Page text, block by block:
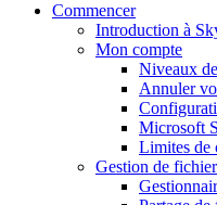
Commencer
Introduction à
Mon compte
Niveaux
Annuler
Microsoft
Limites de
Gestion de